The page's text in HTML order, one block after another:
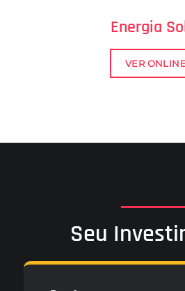
Energia
VER
Seu